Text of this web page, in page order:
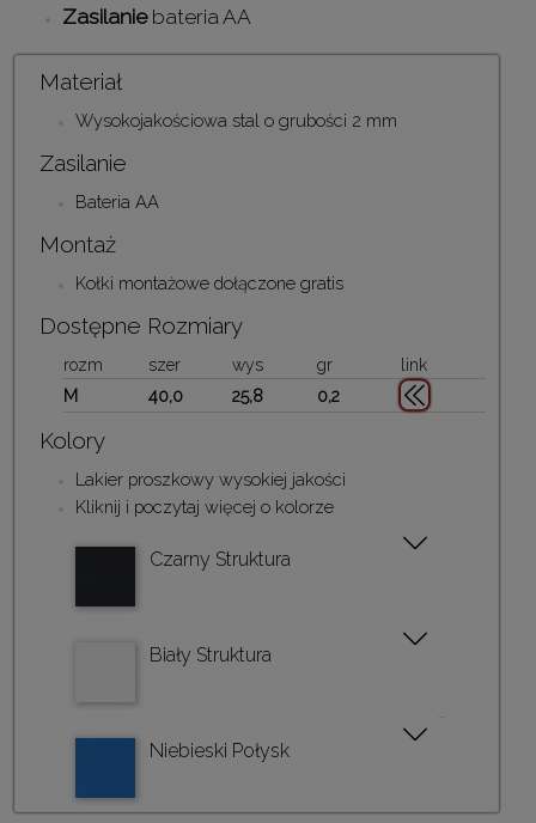
Zasilaniebateria AA
Materiał
Wysokojakościowa stal o grubości 2 mm
Zasilanie
Bateria AA
Montaż
Kołki montażowe dołączone gratis
Dostępne Rozmiary
rozm szer wys gr
link
M
40,0 25,8 0,2
Kolory
Lakier proszkowy wysokiej jakości
Kliknij i poczytaj więcej o kolorze
Czarny Struktura
Biały Struktura
Niebieski Połysk